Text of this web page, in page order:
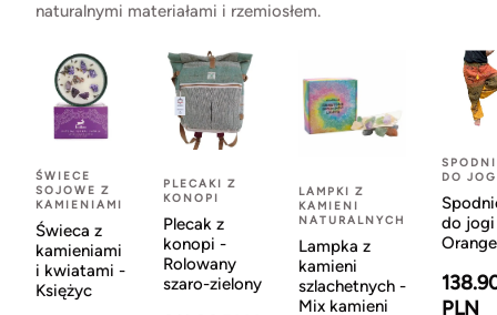
naturalnymi materiałami i rzemiosłem.
ŚWIECE
SOJOWE Z
KAMIENIAMI
Świeca z
kamieniami
i kwiatami -
Księżyc
PLECAKI Z
KONOPI
Plecak z
konopi -
Rolowany
szaro-zielony
LAMPKI Z
KAMIENI
NATURALNYCH
Lampka z
kamieni
szlachetnych -
Mix kamieni
DO
do
Orange
PLN